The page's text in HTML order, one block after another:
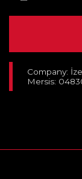
Company:
Mersis: